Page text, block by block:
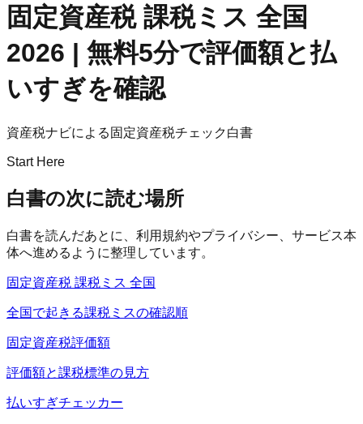
固定資産税 課税ミス 全国
2026 | 無料5分で評価額と払
いすぎを確認
資産税ナビによる固定資産税チェック白書
Start Here
白書の次に読む場所
白書を読んだあとに、利用規約やプライバシー、サービス本
体へ進めるように整理しています。
固定資産税 課税ミス 全国
全国で起きる課税ミスの確認順
固定資産税評価額
評価額と課税標準の見方
払いすぎチェッカー